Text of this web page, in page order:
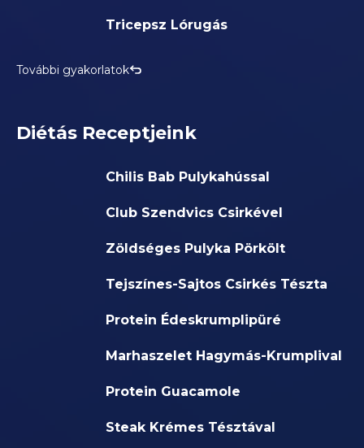
Tricepsz Lórugás
További gyakorlatok
Diétás Receptjeink
Chilis Bab Pulykahússal
Club Szendvics Csirkével
Zöldséges Pulyka Pörkölt
Tejszínes-Sajtos Csirkés Tészta
Protein Édeskrumplipüré
Marhaszelet Hagymás-Krumplival
Protein Guacamole
Steak Krémes Tésztával